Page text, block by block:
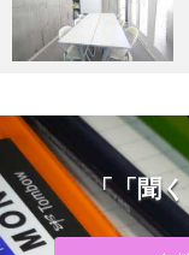
「「聞く